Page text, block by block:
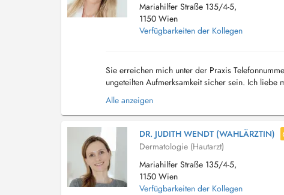
Mariahilfer Straße 135/4-5,
1150 Wien
Verfügbarkeiten der Kollegen
Sie erreichen mich unter der Praxis
ungeteilten Aufmerksamkeit sicher sein. Ich
niederschlägt. Mein Ziel ist es, dass meine
Alle anzeigen
DR. JUDITH WENDT (WAHLÄRZTIN)
Dermatologie (Hautarzt)
Mariahilfer Straße 135/4-5,
1150 Wien
Verfügbarkeiten der Kollegen